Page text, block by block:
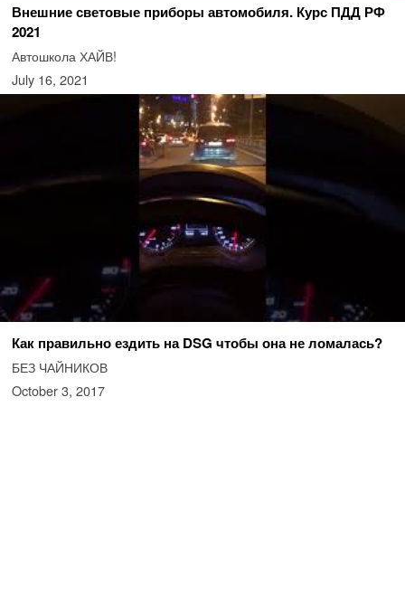
Внешние световые приборы автомобиля. Курс ПДД РФ
2021
Автошкола ХАЙВ!
July 16, 2021
Как правильно ездить на DSG чтобы она не ломалась?
БЕЗ ЧАЙНИКОВ
October 3, 2017